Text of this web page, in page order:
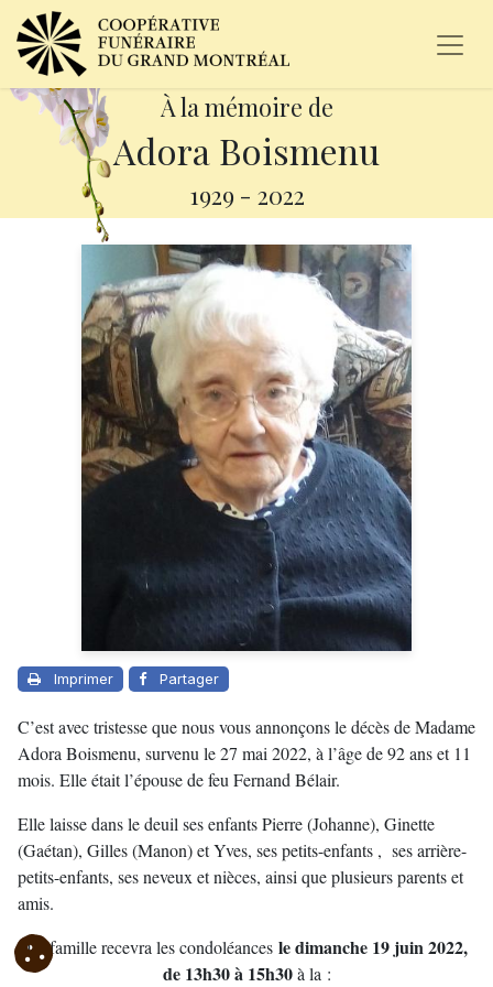
À la mémoire de
Adora Boismenu
1929 - 2022
Imprimer Partager
C’est avec tristesse que nous vous annonçons le décès de Madame
Adora Boismenu, survenu le 27 mai 2022, à l’âge de 92 ans et 11
mois. Elle était l’épouse de feu Fernand Bélair.
Elle laisse dans le deuil ses enfants Pierre (Johanne), Ginette
(Gaétan), Gilles (Manon) et Yves, ses petits-enfants , ses arrière-
petits-enfants, ses neveux et nièces, ainsi que plusieurs parents et
amis.
La famille recevra les condoléances le dimanche 19 juin 2022,
de 13h30 à 15h30à la :